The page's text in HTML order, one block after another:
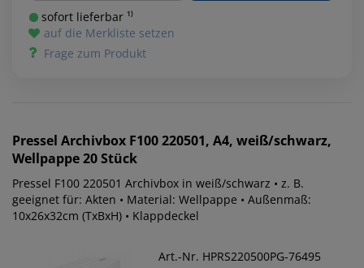
sofort lieferbar ¹⁾
auf die Merkliste setzen
Frage zum Produkt
Pressel Archivbox F100 220501, A4, weiß/schwarz,
Wellpappe 20 Stück
Pressel F100 220501 Archivbox in weiß/schwarz • z. B.
geeignet für: Akten • Material: Wellpappe • Außenmaß:
10x26x32cm (TxBxH) • Klappdeckel
Art.-Nr. HPRS220500PG-76495